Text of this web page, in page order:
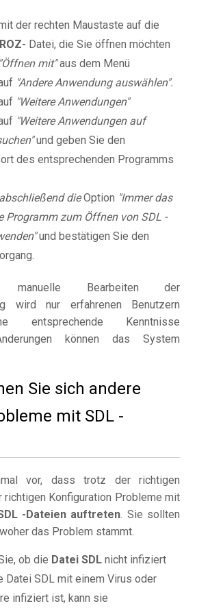
der rechten Maustaste auf die
ROZ- Datei, die Sie öffnen möchten
"Öffnen mit"aus dem Menü
"Andere Anwendung auswählen".
"Weitere Anwendungen"
"Weitere Anwendungen auf
und geben Sie den
des entsprechenden Programms
dieOption "Immer das
Programm zum Öffnen von SDL -
und bestätigen Sie den
Bearbeiten der
wird nur erfahrenen Benutzern
entsprechende Kenntnisse
können das System
Sie sich andere
mit SDL -
vor, dass trotz der richtigen
richtigen Konfiguration Probleme mit
-Dateien auftreten. Sie sollten
das Problem stammt.
ob die Datei SDL nicht infiziert
Datei SDL mit einem Virus oder
infiziert ist, kann sie